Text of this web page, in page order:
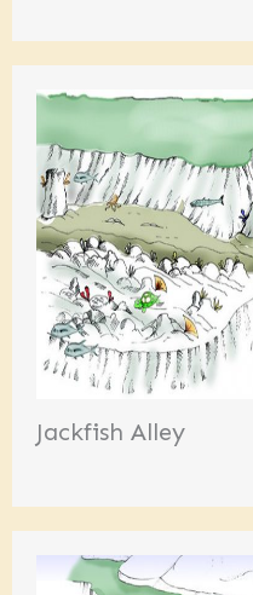
Jackfish Alley